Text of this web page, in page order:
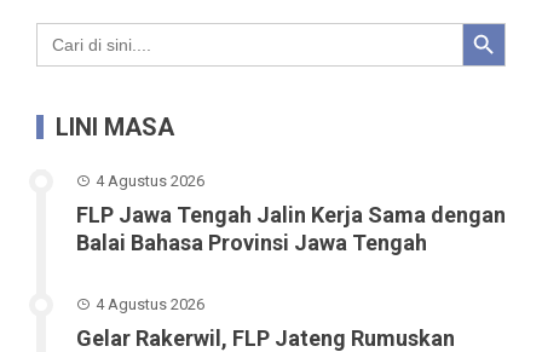
Search
for:
Search Button
LINI MASA
4 Agustus 2026
FLP Jawa Tengah Jalin Kerja Sama dengan
Balai Bahasa Provinsi Jawa Tengah
4 Agustus 2026
Gelar Rakerwil, FLP Jateng Rumuskan